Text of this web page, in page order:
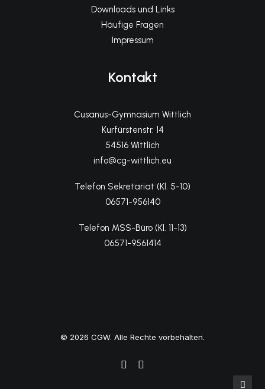
Downloads und Links
Häufige Fragen
Impressum
Kontakt
Cusanus-Gymnasium Wittlich
Kurfürstenstr. 14
54516 Wittlich
info@cg-wittlich.eu
Telefon Sekretariat (Kl. 5-10)
06571-956140
Telefon MSS-Büro (Kl. 11-13)
06571-9561414
© 2026 CGW. Alle Rechte vorbehalten.